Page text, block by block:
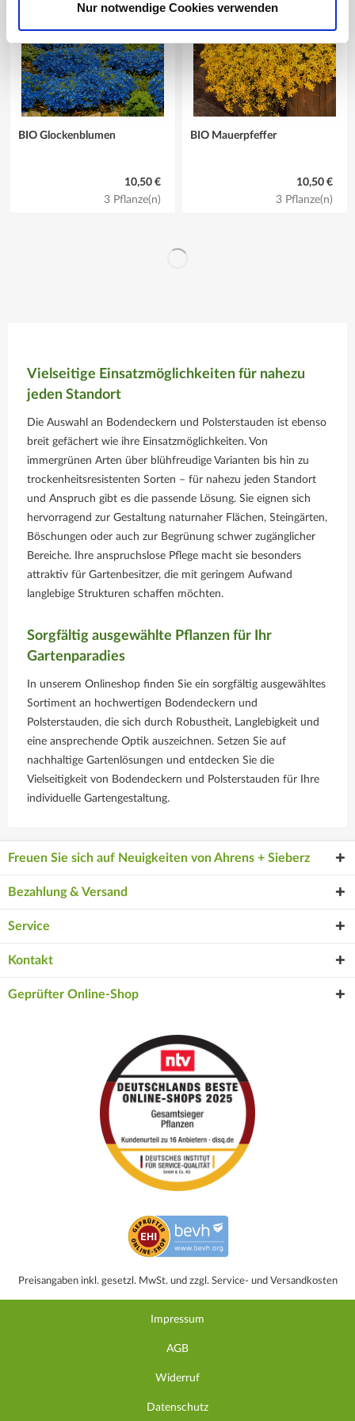
Nur notwendige Cookies verwenden
BIO Glockenblumen
10,50 €
3 Pflanze(n)
BIO Mauerpfeffer
10,50 €
3 Pflanze(n)
Vielseitige Einsatzmöglichkeiten für nahezu
jeden Standort
Die Auswahl an Bodendeckern und Polsterstauden ist ebenso
breit gefächert wie ihre Einsatzmöglichkeiten. Von
immergrünen Arten über blühfreudige Varianten bis hin zu
trockenheitsresistenten Sorten – für nahezu jeden Standort
und Anspruch gibt es die passende Lösung. Sie eignen sich
hervorragend zur Gestaltung naturnaher Flächen, Steingärten,
Böschungen oder auch zur Begrünung schwer zugänglicher
Bereiche. Ihre anspruchslose Pflege macht sie besonders
attraktiv für Gartenbesitzer, die mit geringem Aufwand
langlebige Strukturen schaffen möchten.
Sorgfältig ausgewählte Pflanzen für Ihr
Gartenparadies
In unserem Onlineshop finden Sie ein sorgfältig ausgewähltes
Sortiment an hochwertigen Bodendeckern und
Polsterstauden, die sich durch Robustheit, Langlebigkeit und
eine ansprechende Optik auszeichnen. Setzen Sie auf
nachhaltige Gartenlösungen und entdecken Sie die
Vielseitigkeit von Bodendeckern und Polsterstauden für Ihre
individuelle Gartengestaltung.
Freuen Sie sich auf Neuigkeiten von Ahrens + Sieberz
Bezahlung & Versand
Service
Kontakt
Geprüfter Online-Shop
Preisangaben inkl. gesetzl. MwSt. und zzgl. Service- und Versandkosten
Impressum
AGB
Widerruf
Datenschutz